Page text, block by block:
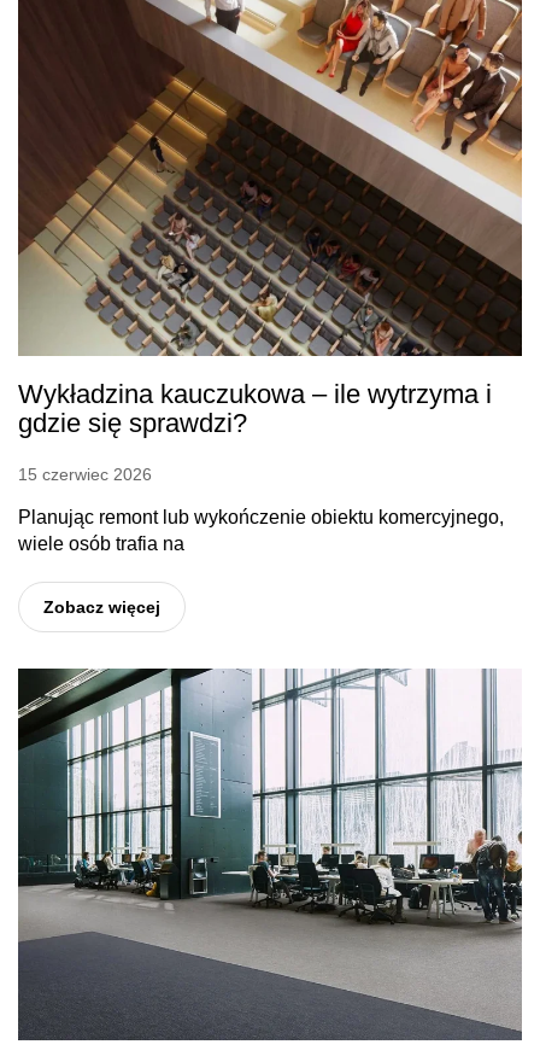
Wykładzina kauczukowa – ile wytrzyma i
gdzie się sprawdzi?
15 czerwiec 2026
Planując remont lub wykończenie obiektu komercyjnego,
wiele osób trafia na
Zobacz więcej